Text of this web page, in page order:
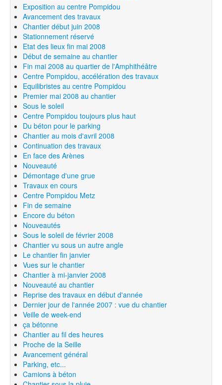
Exposition au centre Pompidou
Avancement des travaux
Chantier début juin 2008
Stationnement réservé
Etat des lieux fin mai 2008
Début de semaine au chantier
Fin mai 2008 au quartier de l'Amphithéâtre
Centre Pompidou, accélération des travaux
Equilibristes au centre Pompidou
Premier mai 2008 au chantier
Sous le soleil
Centre Pompidou toujours plus haut
Du béton pour le parking
Chantier au mois d'avril 2008
Continuation des travaux
En face des Arènes
Nouveauté
Démontage d'une grue
Travaux en cours
Centre Pompidou Metz
Fin de semaine
Encore du béton
Nouveautés
Sous le soleil de février 2008
Chantier vu sous un autre angle
Le chantier fin janvier
Vues sur le chantier
Chantier à mi-janvier 2008
Nouveauté au chantier
Reprise des travaux en début d'année
Dernier jour de l'année 2007 : vue du chantier
Veille de week-end
ça bétonne
Chantier au fil des heures
Proche de la Seille
Avancement général
Parking, etc...
Camions à béton